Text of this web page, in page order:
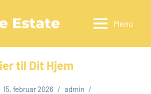
Menu
til Dit Hjem
15. februar 2026 admin